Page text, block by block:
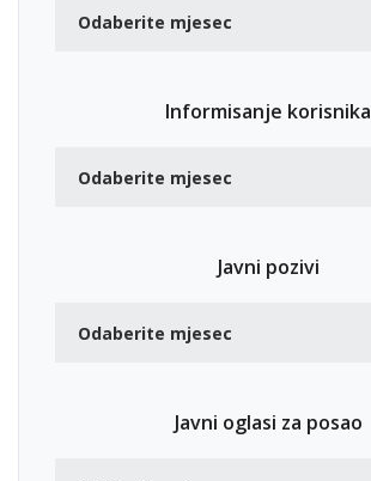
Informisanje korisnika
Javni pozivi
Javni oglasi za posao